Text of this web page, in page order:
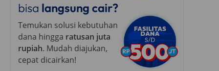
bisa langsung cair?
Temukan solusi kebutuhan
dana hingga ratusan juta
rupiah. Mudah diajukan,
cepat dicairkan!